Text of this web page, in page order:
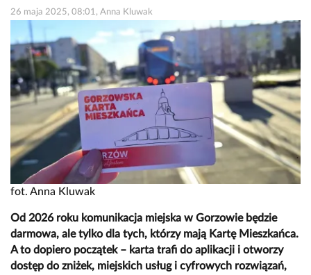
26 maja 2025, 08:01, Anna Kluwak
fot. Anna Kluwak
Od 2026 roku komunikacja miejska w Gorzowie będzie
darmowa, ale tylko dla tych, którzy mają Kartę Mieszkańca.
A to dopiero początek – karta trafi do aplikacji i otworzy
dostęp do zniżek, miejskich usług i cyfrowych rozwiązań,